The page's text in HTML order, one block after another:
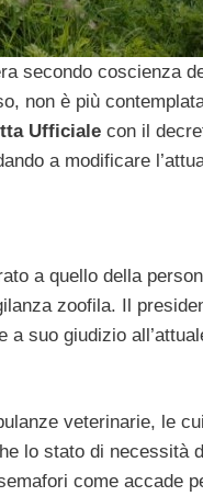
secondo coscienza
non è più
Ufficiale con il
a modificare
a quello della
zoofila. Il
suo giudizio
veterinarie, le
lo stato di necessità
come accade